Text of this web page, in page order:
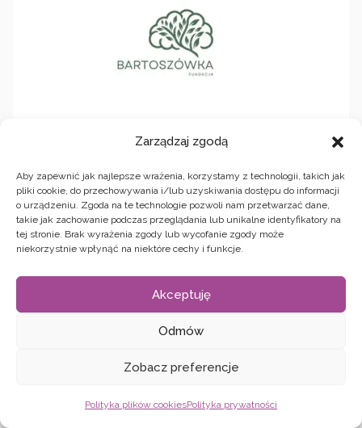
Zarządzaj zgodą
Aby zapewnić jak najlepsze wrażenia, korzystamy z technologii, takich jak
pliki cookie, do przechowywania i/lub uzyskiwania dostępu do informacji
o urządzeniu. Zgoda na te technologie pozwoli nam przetwarzać dane,
takie jak zachowanie podczas przeglądania lub unikalne identyfikatory na
tej stronie. Brak wyrażenia zgody lub wycofanie zgody może
niekorzystnie wpłynąć na niektóre cechy i funkcje.
Akceptuję
Odmów
Zobacz preferencje
Polityka plików cookiesPolityka prywatności
Dzienny Dom Opieki dla Osób
Starszych i Zależnych Fundacji
Bartoszówka
Prowadzi Dzienny Dom Opieki dla Osób Starszych
i Zależnych i zapewnia seniorom i osobom
dzienną i bogatą ofertę zajęć integracyjnych,
edukacyjnych i prozdrowotnych.